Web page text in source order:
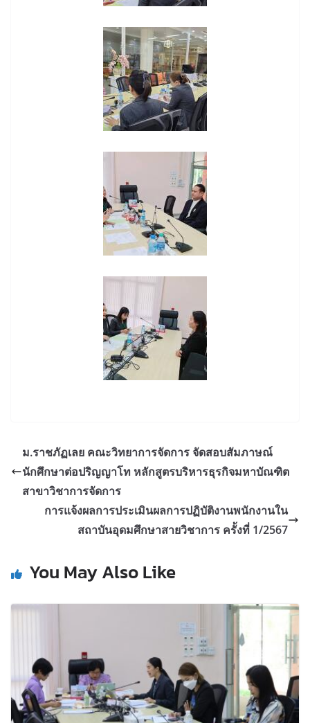
ม.ราชภัฏเลย คณะวิทยาการจัดการ จัดสอบสัมภาษณ์
นักศึกษาต่อปริญญาโท หลักสูตรบริหารธุรกิจมหาบัณฑิต
สาขาวิชาการจัดการ
การแจ้งผลการประเมินผลการปฏิบัติงานพนักงานใน
สถาบันอุดมศึกษาสายวิชาการ ครั้งที่ 1/2567
You May Also Like